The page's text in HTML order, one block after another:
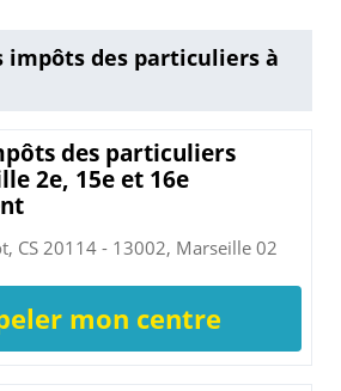
impôts des particuliers à
des particuliers
2e, 15e et 16e
CS 20114 - 13002, Marseille 02
mon centre